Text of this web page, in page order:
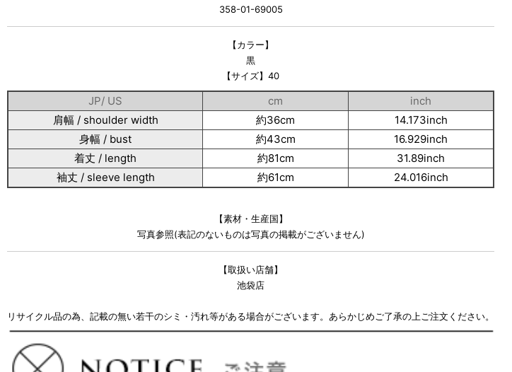
358-01-69005
【カラー】
黒
【サイズ】40
JP/ US cm
inch
肩幅 / shoulder width
約36cm
14.173inch
身幅 / bust
約43cm
16.929inch
着丈 / length
約81cm
31.89inch
袖丈 / sleeve length
約61cm 24.016inch
【素材・生産国】
写真参照(表記のないものは写真の掲載がございません)
【取扱い店舗】
池袋店
リサイクル品の為、記載の無い若干のシミ・汚れ等がある場合がございます。あらかじめご了承の上ご注文ください。